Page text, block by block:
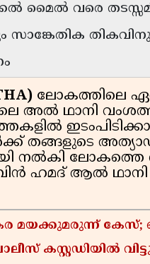
മൈൽ വരെ
സാങ്കേതിക
ലോകത്തിലെ
അൽ ഥാനി
തങ്ങളുടെ
നൽകി ലോകത്തെ
ഹമദ് ആൽ ഥാനി
മയക്കുമരുന്ന് കേസ്;
കസ്റ്റഡിയിൽ